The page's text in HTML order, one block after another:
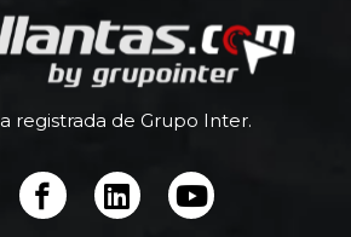
registrada de Grupo Inter.